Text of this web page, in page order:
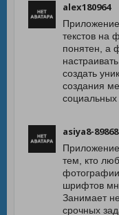
alex180964
текстов на
понятен, а
создать
создания
asiya8-89868
Приложение
тем, кто
шрифтов
Занимает
срочных